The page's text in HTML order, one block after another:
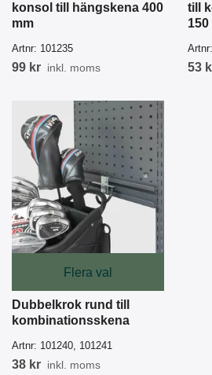
konsol till hängskena 400
mm
Artnr: 101235
99 kr inkl. moms
till
150
Artnr:
53
Flera val
Dubbelkrok rund till
kombinationsskena
Artnr: 101240, 101241
38 kr inkl. moms